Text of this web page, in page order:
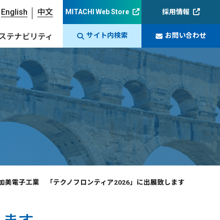
English 中文
テナビリティ
MITACHI Web Store 採用情報
サイト内検索 お問い合わせ
美電子工業 「テクノフロンティア2026」に出展致します